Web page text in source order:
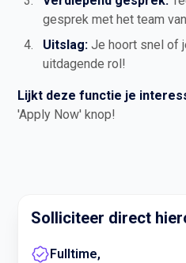
gesprek met het team
Uitslag: Je hoort snel of
uitdagende rol!
Lijkt deze functie je
'Apply Now' knop!
Solliciteer direct
Fulltime,